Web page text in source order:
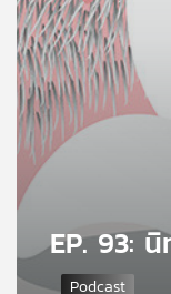
ข่าว
และ
กิจกรรม
เกี่ยว
กับ
เรา
EP. 93: